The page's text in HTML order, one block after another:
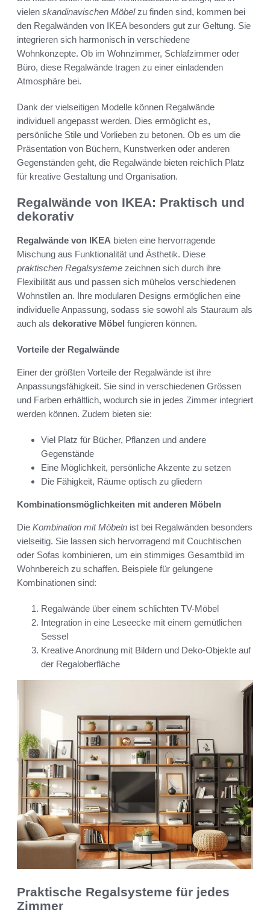
vielen skandinavischen Möbelzu finden sind, kommen bei
den Regalwänden von IKEA besonders gut zur Geltung. Sie
integrieren sich harmonisch in verschiedene
Wohnkonzepte. Ob im Wohnzimmer, Schlafzimmer oder
Büro, diese Regalwände tragen zu einer einladenden
Atmosphäre bei.
Dank der vielseitigen Modelle können Regalwände
individuell angepasst werden. Dies ermöglicht es,
persönliche Stile und Vorlieben zu betonen. Ob es um die
Präsentation von Büchern, Kunstwerken oder anderen
Gegenständen geht, die Regalwände bieten reichlich Platz
für kreative Gestaltung und Organisation.
Regalwände von IKEA: Praktisch und
dekorativ
Regalwände von IKEA bieten eine hervorragende
Mischung aus Funktionalität und Ästhetik. Diese
praktischen Regalsysteme zeichnen sich durch ihre
Flexibilität aus und passen sich mühelos verschiedenen
Wohnstilen an. Ihre modularen Designs ermöglichen eine
individuelle Anpassung, sodass sie sowohl als Stauraum als
auch als dekorative Möbel fungieren können.
Vorteile der Regalwände
Einer der größten Vorteile der Regalwände ist ihre
Anpassungsfähigkeit. Sie sind in verschiedenen Grössen
und Farben erhältlich, wodurch sie in jedes Zimmer integriert
werden können. Zudem bieten sie:
Viel Platz für Bücher, Pflanzen und andere
Gegenstände
Eine Möglichkeit, persönliche Akzente zu setzen
Die Fähigkeit, Räume optisch zu gliedern
Kombinationsmöglichkeiten mit anderen Möbeln
Die Kombination mit Möbeln ist bei Regalwänden besonders
vielseitig. Sie lassen sich hervorragend mit Couchtischen
oder Sofas kombinieren, um ein stimmiges Gesamtbild im
Wohnbereich zu schaffen. Beispiele für gelungene
Kombinationen sind:
Regalwände über einem schlichten TV-Möbel
Integration in eine Leseecke mit einem gemütlichen
Sessel
Kreative Anordnung mit Bildern und Deko-Objekte auf
der Regaloberfläche
Praktische Regalsysteme für jedes
Zimmer